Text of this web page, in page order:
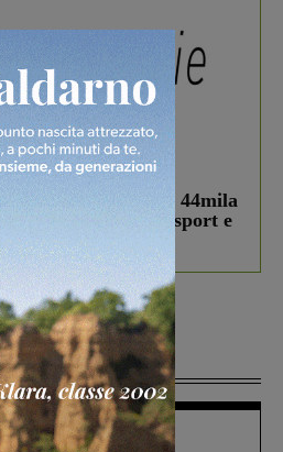
Smart Cities, oltre 44mila
il bando per lo sport e
1 Agosto 2026